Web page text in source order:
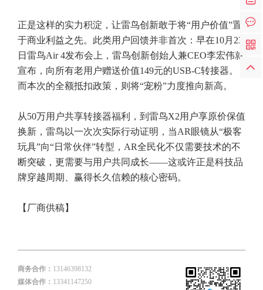
正是这样的实力积淀，让雷鸟创新敢于将“用户价值”置
于商业利益之先。此类用户回馈并非首次：早在10月23
日雷鸟Air 4发布会上，雷鸟创新创始人兼CEO李宏伟就
宣布，向所有老用户赠送价值149元的USB-C转接器。
而本次的全额抵扣政策，则将“宠粉”力度推向新高。
从50万用户共享转接器福利，到雷鸟X2用户享原价保值
换新，雷鸟以一次次实际行动证明，当AR眼镜从“极客
玩具”向“日常伙伴”转型，AR全民化不仅需要技术的不
断突破，更需要与用户共同成长——这或许正是科技品
牌穿越周期、赢得长久信赖的核心密码。
【厂商供稿】
商务合作： 13146398132
媒体合作： 13341147250